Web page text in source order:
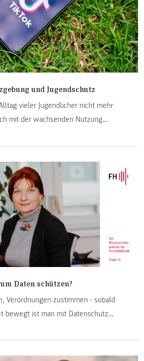
und Jugendschutz
vieler Jugendlicher nicht mehr
mit der wachsenden Nutzung
zu schützen. Christina Danner,
FH JOANNEUM, analysiert, wie
sind – und wo TikTok in der
zeigt.
Daten schützen?
Verordnungen zustimmen - sobald
bewegt ist man mit Datenschutz